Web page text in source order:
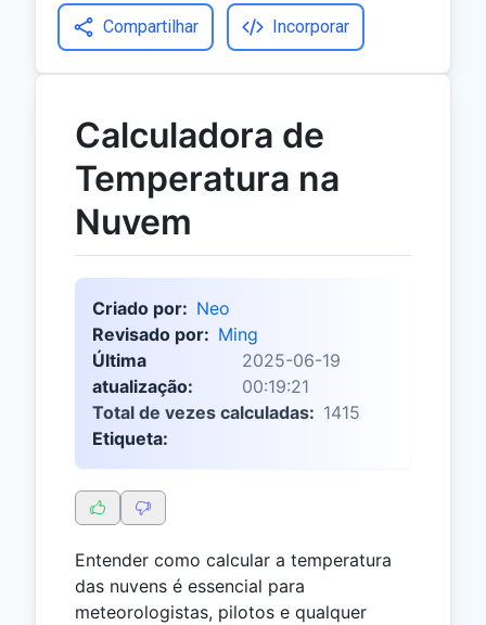
Compartilhar Incorporar
Calculadora de
Temperatura na
Nuvem
Criado por: Neo
Revisado por: Ming
Última
atualização:
2025-06-19
00:19:21
Total de vezes calculadas: 1415
Etiqueta:
Entender como calcular a temperatura
das nuvens é essencial para
meteorologistas, pilotos e qualquer